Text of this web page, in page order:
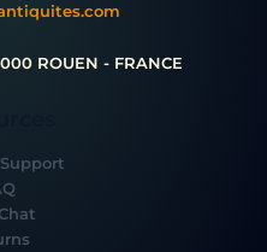
ROUEN - FRANCE